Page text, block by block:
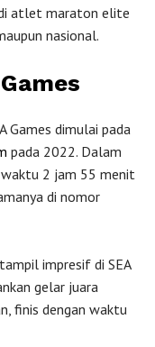
atlet maraton elite
nasional.
Games dimulai pada
pada 2022. Dalam
2 jam 55 menit
di nomor
impresif di SEA
gelar juara
finis dengan waktu